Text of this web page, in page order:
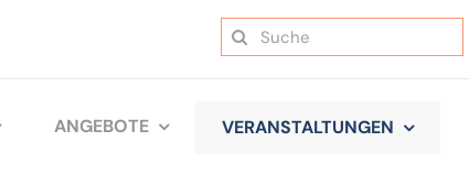
Suche
ANGEBOTE VERANSTALTUNGEN